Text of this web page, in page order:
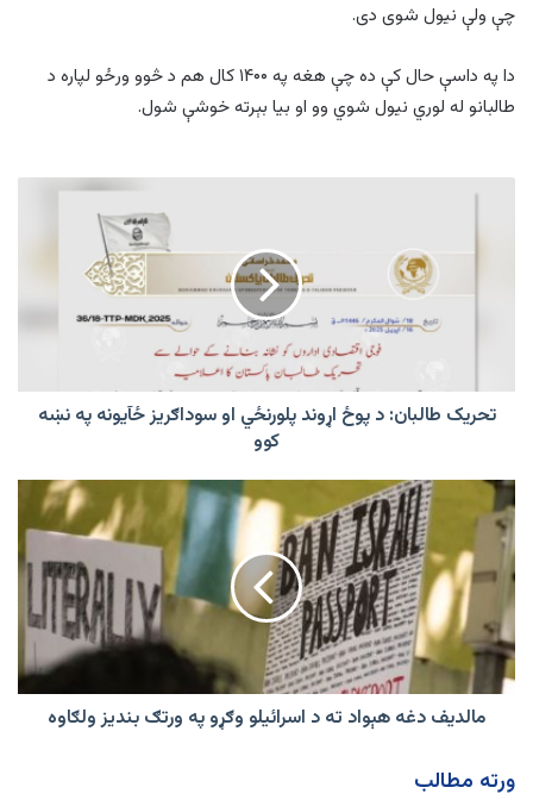
چې ولې نیول شوی دی.
دا په داسې حال کې ده چې هغه په ۱۴۰۰ کال هم د څوو ورځو لپاره د
طالبانو له لوري نیول شوي وو او بیا بېرته خوشې شول.
ځآیونه
تحریک طالبان: د پوځ اړوند پلورنځي او سوداګریز ځآیونه په نښه
کوو
مالدیف
دغه
هېواد
ته
د
اسرائيلو
وګړو
په
ورتګ
مالدیف دغه هېواد ته د اسرائيلو وګړو په ورتګ بندیز ولګاوه
ورته مطالب